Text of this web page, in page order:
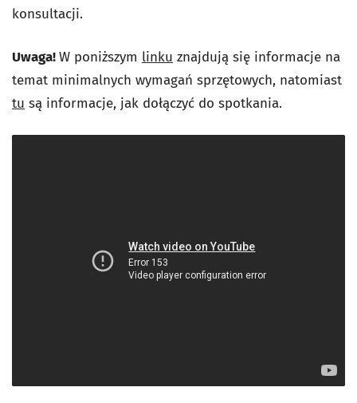
konsultacji.
Uwaga!W poniższym linku znajdują się informacje na
temat minimalnych wymagań sprzętowych, natomiast
tu są informacje, jak dołączyć do spotkania.